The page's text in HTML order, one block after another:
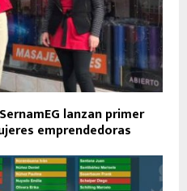
lanzan primer
emprendedoras